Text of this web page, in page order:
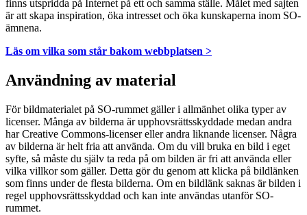
finns utspridda på Internet på ett och samma ställe. Målet med sajten
är att skapa inspiration, öka intresset och öka kunskaperna inom SO-
ämnena.
Läs om vilka som står bakom webbplatsen >
Användning av material
För bildmaterialet på SO-rummet gäller i allmänhet olika typer av
licenser. Många av bilderna är upphovsrättsskyddade medan andra
har Creative Commons-licenser eller andra liknande licenser. Några
av bilderna är helt fria att använda. Om du vill bruka en bild i eget
syfte, så måste du själv ta reda på om bilden är fri att använda eller
vilka villkor som gäller. Detta gör du genom att klicka på bildlänken
som finns under de flesta bilderna. Om en bildlänk saknas är bilden i
regel upphovsrättsskyddad och kan inte användas utanför SO-
rummet.